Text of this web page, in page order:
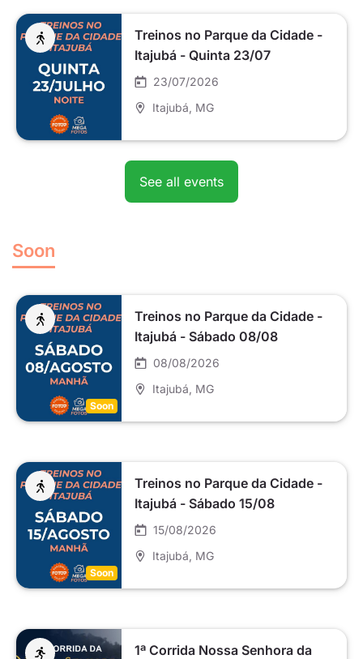
Treinos no Parque da Cidade -
Itajubá - Quinta 23/07
23/07/2026
Itajubá , MG
See all events
Soon
Soon
Treinos no Parque da Cidade -
Itajubá - Sábado 08/08
08/08/2026
Itajubá , MG
Soon
Treinos no Parque da Cidade -
Itajubá - Sábado 15/08
15/08/2026
Itajubá , MG
1ª Corrida Nossa Senhora da